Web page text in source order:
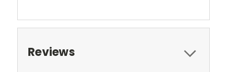
Reviews